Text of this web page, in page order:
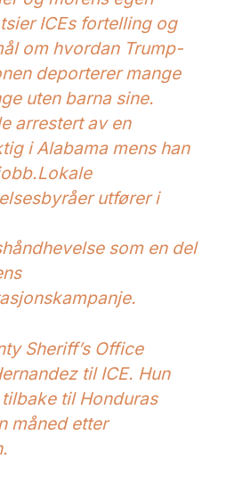
ICEs fortelling og
om hvordan Trump-
deporterer mange
uten barna sine.
arrestert av en
i Alabama mens han
utfører i
som en del
Sheriff’s Office
til ICE. Hun
til Honduras
måned etter